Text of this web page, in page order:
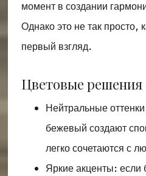
момент в создании
Однако это не так просто,
первый взгляд.
Цветовые решения
Нейтральные
бежевый создают
легко сочетаются с
Яркие акценты: если